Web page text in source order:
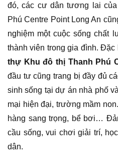
đó, các cư dân tương lai
Phú Centre Point Long An
nghiệm một cuộc sống chất
thành viên trong gia đình. Đặc
thự Khu đô thị Thanh Phú
đầu tư cũng trang bị đầy đủ
sinh sống tại dự án nhà phố
mại hiện đại, trường mầm
hàng sang trọng, bể bơi…
cầu sống, vui chơi giải trí,
dân.